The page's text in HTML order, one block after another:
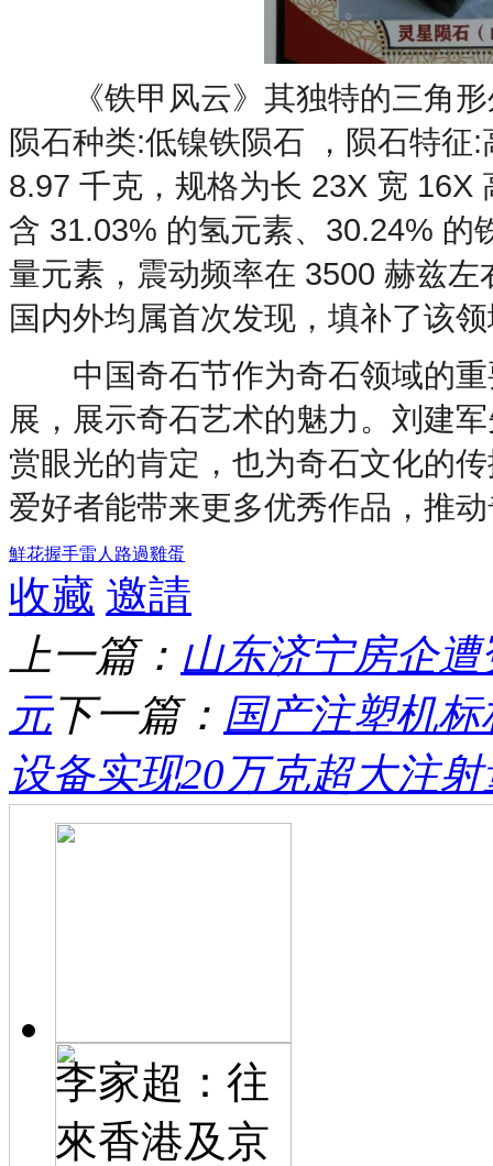
《铁甲风云》其独特的三角形
陨石种类:低镍铁陨石 ，陨石特
8.97 千克，规格为长 23X 宽 16X
含 31.03% 的氢元素、30.24% 的
量元素，震动频率在 3500 赫兹
国内外均属首次发现，填补了该
中国奇石节作为奇石领域的重
展，展示奇石艺术的魅力。刘建
赏眼光的肯定，也为奇石文化的
爱好者能带来更多优秀作品，推
鮮花握手雷人 路過雞蛋
收藏 邀請
上一篇： 山东济宁房企
元下一篇： 国产注塑机
设备实现20万克超大注射
李家超：往
來香港及京